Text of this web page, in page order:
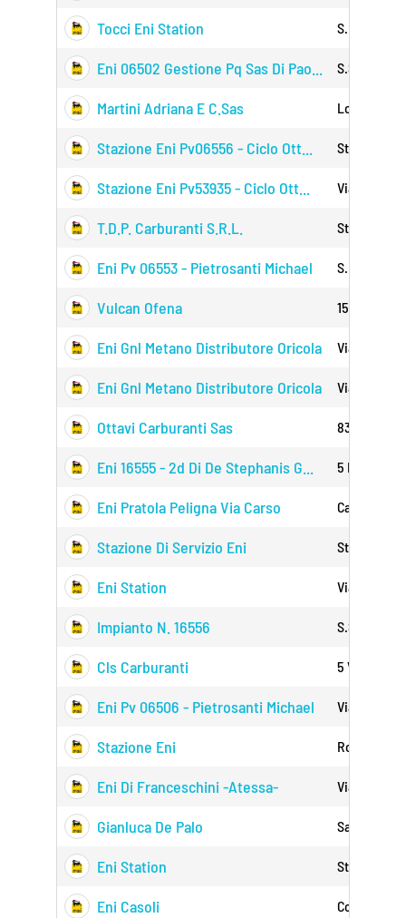
Tocci Eni Station S.r. 82 Km.
Eni 06502 Gestione Pq Sas Di Pao... S.s. 17
Martini Adriana E C.sas Localita'
Stazione Eni Pv06556 - Ciclo Ott... Strada Ss-
Stazione Eni Pv53935 - Ciclo Ott... Via Della
T.d.p. Carburanti S.r.l. Statale 17
Eni Pv 06553 - Pietrosanti Michael S.p.
Vulcan Ofena 153 Della
Eni Gnl Metano Distributore Oricola Via
Eni Gnl Metano Distributore Oricola Via
Ottavi Carburanti Sas 83
Eni 16555 - 2d Di De Stephanis G... 5 Dir Km.
Eni Pratola Peligna Via Carso Carso Snc
Stazione Di Servizio Eni Statale 17
Eni Station Viale Della
Impianto N. 16556 S.s. 17
Cls Carburanti 5 Via
Eni Pv 06506 - Pietrosanti Michael Via
Stazione Eni Roma Snc
Eni Di Franceschini -atessa- Via S.p.
Gianluca De Palo Santa
Eni Station Strada Val
Eni Casoli Contrada